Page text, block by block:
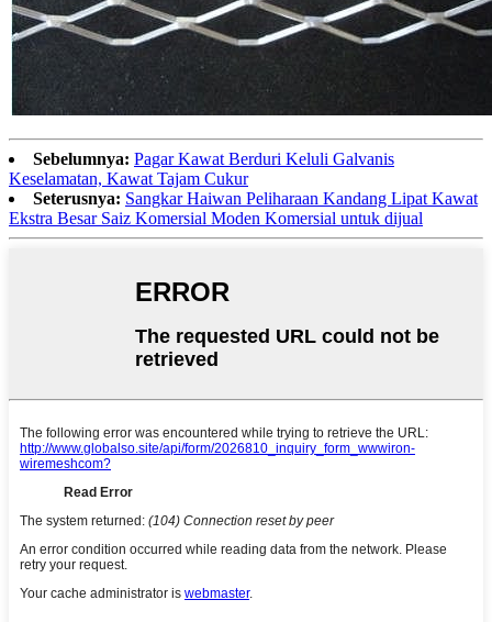
Sebelumnya: Pagar Kawat Berduri Keluli Galvanis
Keselamatan, Kawat Tajam Cukur
Seterusnya: Sangkar Haiwan Peliharaan Kandang Lipat Kawat
Ekstra Besar Saiz Komersial Moden Komersial untuk dijual